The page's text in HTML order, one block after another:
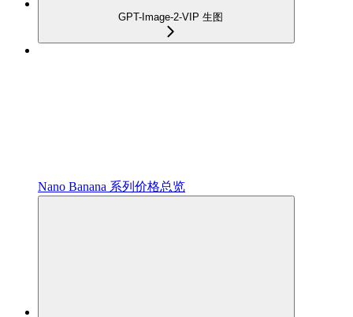
GPT-Image-2-VIP 生图
Nano Banana 系列价格总览